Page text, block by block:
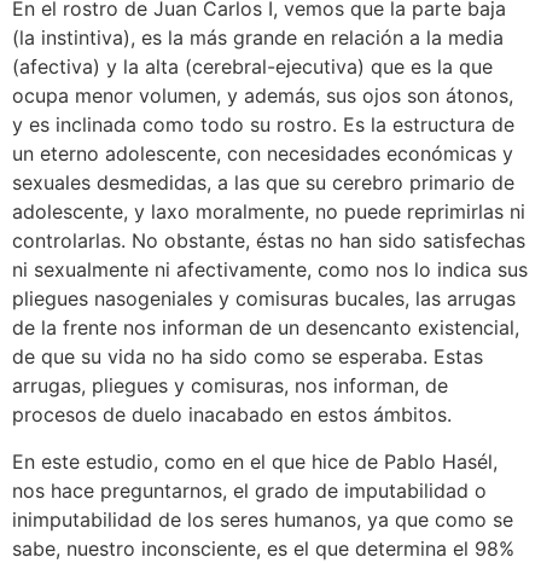
En el rostro de Juan Carlos I, vemos que la parte baja
(la instintiva), es la más grande en relación a la media
(afectiva) y la alta (cerebral-ejecutiva) que es la que
ocupa menor volumen, y además, sus ojos son átonos,
y es inclinada como todo su rostro. Es la estructura de
un eterno adolescente, con necesidades económicas y
sexuales desmedidas, a las que su cerebro primario de
adolescente, y laxo moralmente, no puede reprimirlas ni
controlarlas. No obstante, éstas no han sido satisfechas
ni sexualmente ni afectivamente, como nos lo indica sus
pliegues nasogeniales y comisuras bucales, las arrugas
de la frente nos informan de un desencanto existencial,
de que su vida no ha sido como se esperaba. Estas
arrugas, pliegues y comisuras, nos informan, de
procesos de duelo inacabado en estos ámbitos.
En este estudio, como en el que hice de Pablo Hasél,
nos hace preguntarnos, el grado de imputabilidad o
inimputabilidad de los seres humanos, ya que como se
sabe, nuestro inconsciente, es el que determina el 98%